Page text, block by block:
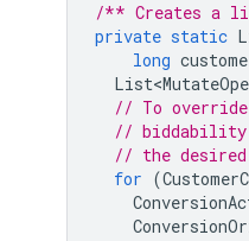
/** Creates a
private static
long
// To override
// biddability
// the
for (